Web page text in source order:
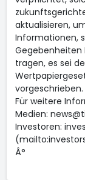
aktualisieren,
Informationen,
Gegebenheiten
tragen, es sei
vorgeschrieben.
Für weitere
Medien:
Investoren:
Â°